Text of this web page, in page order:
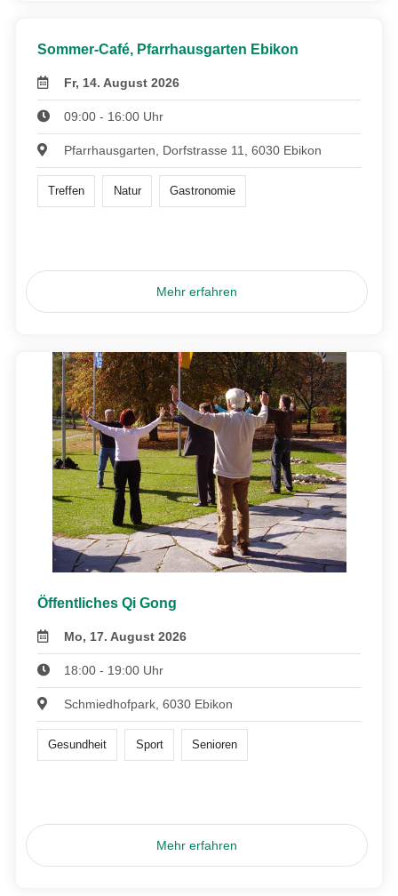
Sommer-Café, Pfarrhausgarten Ebikon
Fr, 14. August 2026
09:00 - 16:00 Uhr
Pfarrhausgarten, Dorfstrasse 11, 6030 Ebikon
Treffen Natur Gastronomie
Mehr erfahren
Öffentliches Qi Gong
Mo, 17. August 2026
18:00 - 19:00 Uhr
Schmiedhofpark, 6030 Ebikon
Gesundheit Sport Senioren
Mehr erfahren